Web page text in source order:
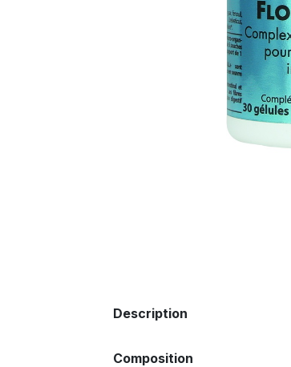
Description
Composition